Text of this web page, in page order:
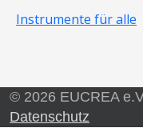
Instrumente für alle
© 2026 EUCREA
Datenschutz